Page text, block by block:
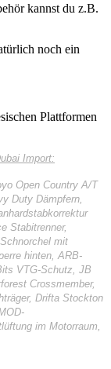
kannst du z.B.
noch ein
Plattformen
Import:
Open Country A/T
Duty Dämpfern,
Stabitrenner,
mit
hinten, ARB-
VTG-Schutz, JB
Crossmember,
Drifta Stockton
im Motorraum,